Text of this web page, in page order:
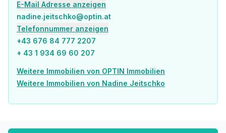
E-Mail Adresse anzeigen
nadine.jeitschko@optin.at
Telefonnummer anzeigen
+43 676 84 777 2207
+ 43 1 934 69 60 207
Weitere Immobilien von OPTIN Immobilien
Weitere Immobilien von Nadine Jeitschko